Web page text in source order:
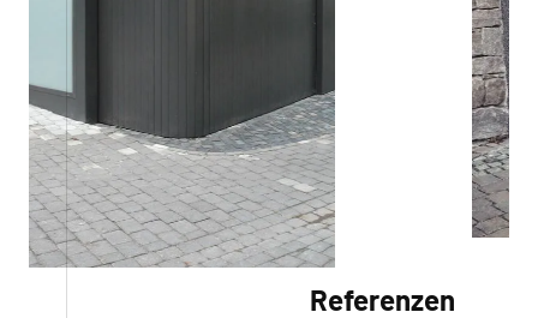
Referenzen